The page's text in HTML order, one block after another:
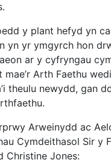
y plant hefyd yn
yn yr ymgyrch hon
ar y cyfryngau
mae’r Arth Faethu
theulu newydd, gan
Arweinydd ac
Cymdeithasol Sir y
Christine Jones: